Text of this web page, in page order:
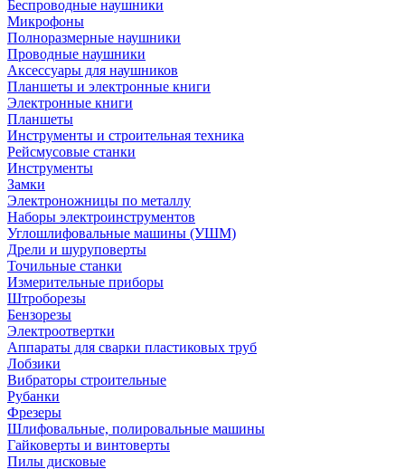
Беспроводные наушники
Микрофоны
Полноразмерные наушники
Проводные наушники
Аксессуары для наушников
Планшеты и электронные книги
Электронные книги
Планшеты
Инструменты и строительная техника
Рейсмусовые станки
Инструменты
Замки
Электроножницы по металлу
Наборы электроинструментов
Углошлифовальные машины (УШМ)
Дрели и шуруповерты
Точильные станки
Измерительные приборы
Штроборезы
Бензорезы
Электроотвертки
Аппараты для сварки пластиковых труб
Лобзики
Вибраторы строительные
Рубанки
Фрезеры
Шлифовальные, полировальные машины
Гайковерты и винтоверты
Пилы дисковые